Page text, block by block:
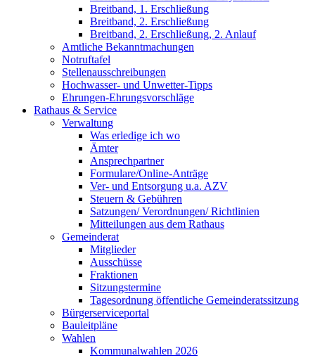
Breitband, 1. Erschließung
Breitband, 2. Erschließung
Breitband, 2. Erschließung, 2. Anlauf
Amtliche Bekanntmachungen
Notruftafel
Stellenausschreibungen
Hochwasser- und Unwetter-Tipps
Ehrungen-Ehrungsvorschläge
Rathaus & Service
Verwaltung
Was erledige ich wo
Ämter
Ansprechpartner
Formulare/Online-Anträge
Ver- und Entsorgung u.a. AZV
Steuern & Gebühren
Satzungen/ Verordnungen/ Richtlinien
Mitteilungen aus dem Rathaus
Gemeinderat
Mitglieder
Ausschüsse
Fraktionen
Sitzungstermine
Tagesordnung öffentliche Gemeinderatssitzung
Bürgerserviceportal
Bauleitpläne
Wahlen
Kommunalwahlen 2026